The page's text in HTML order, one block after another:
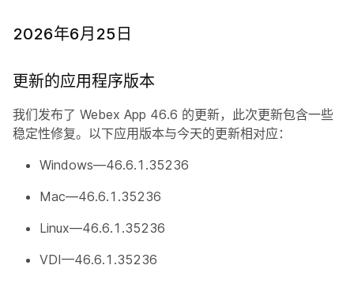
2026年6月25日
更新的应用程序版本
我们发布了 Webex App 46.6 的更新，此次更新包含一些
稳定性修复。以下应用版本与今天的更新相对应：
Windows—46.6.1.35236
Mac—46.6.1.35236
Linux—46.6.1.35236
VDI—46.6.1.35236